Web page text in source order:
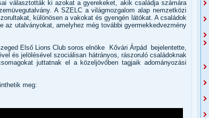
választották ki azokat a gyerekeket, akik családja számára
A SZELC a világmozgalom alap nemzetközi
különösen a vakokat és gyengén látókat. A családok
az utalványokat, amelyhez még további gyermekkedvezmény
Első Lions Club soros elnöke Kővári Árpád bejelentette,
és jelölésével szociálisan hátrányos, rászoruló családoknak
juttatnak el a közeljövőben tagjaik adományozási
meg: